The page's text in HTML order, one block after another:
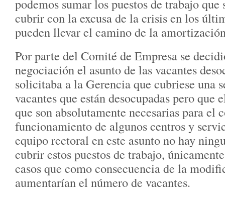
podemos sumar los puestos de trabajo que
cubrir con la excusa de la crisis en los
pueden llevar el camino de la
Por parte del Comité de Empresa se
negociación el asunto de las vacantes
solicitaba a la Gerencia que cubriese una
vacantes que están desocupadas pero que
que son absolutamente necesarias para el
funcionamiento de algunos centros y
equipo rectoral en este asunto no hay
cubrir estos puestos de trabajo,
casos que como consecuencia de la
aumentarían el número de vacantes.